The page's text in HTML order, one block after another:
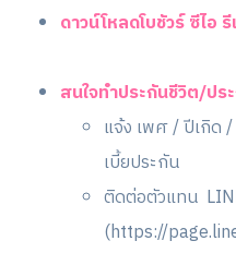
ดาวน์โหลดโบชัวร์ ซีไอ
สนใจทำประกันชีวิต/ป
แจ้ง เพศ / ปีเกิด
เบี้ยประกัน
ติดต่อตัวแทน
(https://